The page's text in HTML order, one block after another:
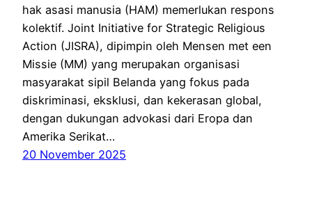
hak asasi manusia (HAM) memerlukan respons
kolektif. Joint Initiative for Strategic Religious
Action (JISRA), dipimpin oleh Mensen met een
Missie (MM) yang merupakan organisasi
masyarakat sipil Belanda yang fokus pada
diskriminasi, eksklusi, dan kekerasan global,
dengan dukungan advokasi dari Eropa dan
Amerika Serikat…
20 November 2025